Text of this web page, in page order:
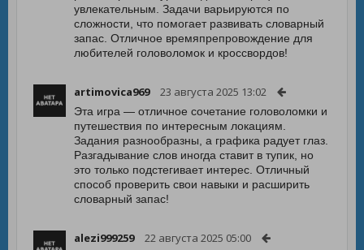
увлекательным. Задачи варьируются по
сложности, что помогает развивать словарный
запас. Отличное времяпрепровождение для
любителей головоломок и кроссвордов!
artimovica969 23 августа 2025 13:02
Эта игра — отличное сочетание головоломки и
путешествия по интересным локациям.
Задания разнообразны, а графика радует глаз.
Разгадывание слов иногда ставит в тупик, но
это только подстегивает интерес. Отличный
способ проверить свои навыки и расширить
словарный запас!
alezi999259 22 августа 2025 05:00